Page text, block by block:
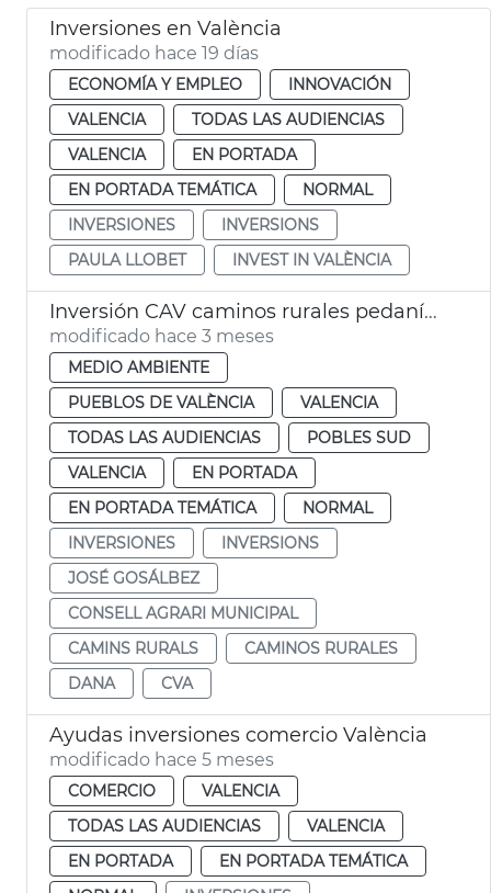
Inversiones en València
modificado hace 19 días
ECONOMÍA Y EMPLEO
INNOVACIÓN
VALENCIA
TODAS LAS AUDIENCIAS
VALENCIA
EN PORTADA
EN PORTADA TEMÁTICA
NORMAL
INVERSIONES
INVERSIONS
PAULA LLOBET
INVEST IN VALÈNCIA
Inversión CAV caminos rurales pedanías dana València
modificado hace 3 meses
MEDIO AMBIENTE
PUEBLOS DE VALÈNCIA
VALENCIA
TODAS LAS AUDIENCIAS
POBLES SUD
VALENCIA
EN PORTADA
EN PORTADA TEMÁTICA
NORMAL
INVERSIONES
INVERSIONS
JOSÉ GOSÁLBEZ
CONSELL AGRARI MUNICIPAL
CAMINS RURALS
CAMINOS RURALES
DANA
CVA
Ayudas inversiones comercio València
modificado hace 5 meses
COMERCIO
VALENCIA
TODAS LAS AUDIENCIAS
VALENCIA
EN PORTADA
EN PORTADA TEMÁTICA